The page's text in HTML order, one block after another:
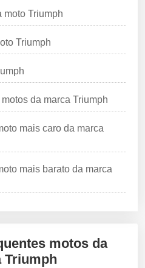
moto Triumph
Triumph
da marca Triumph
mais caro da marca
mais barato da marca
motos da
Triumph